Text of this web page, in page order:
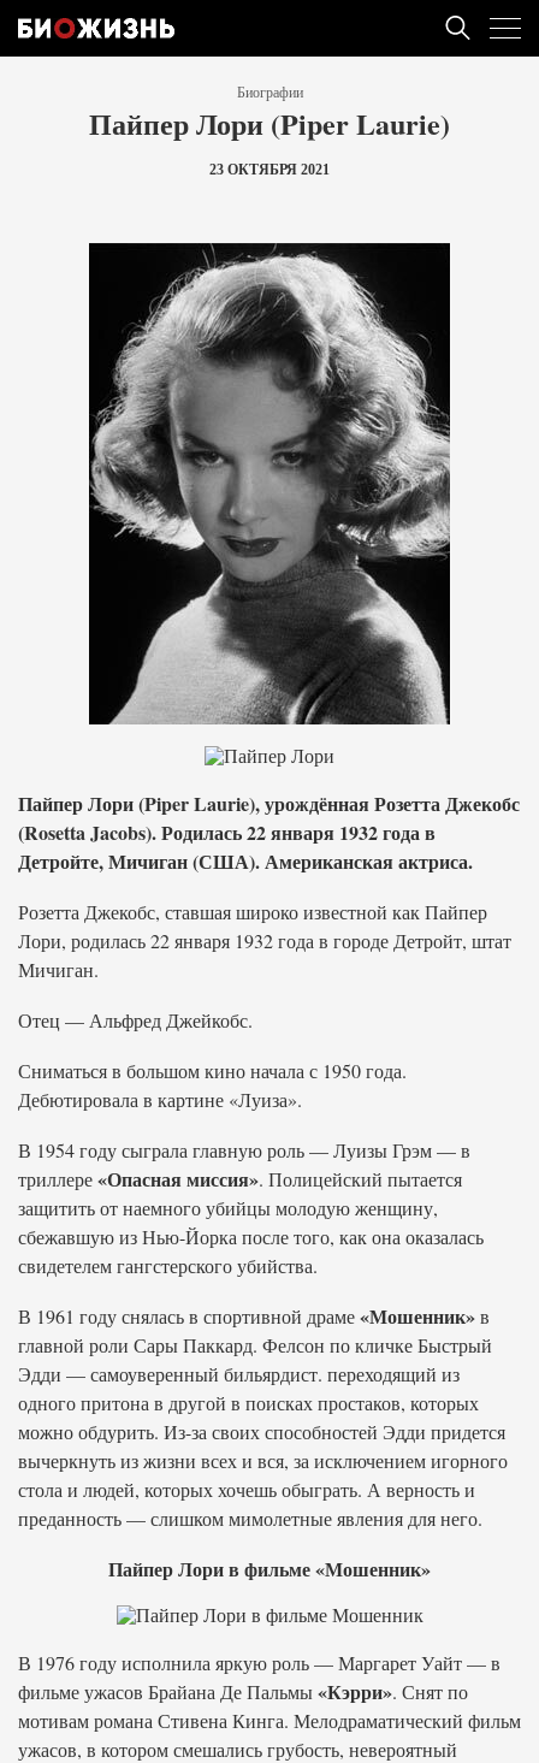
Биографии
Пайпер Лори (Piper Laurie)
23 ОКТЯБРЯ 2021
Пайпер Лори (Piper Laurie), урождённая Розетта Джекобс
(Rosetta Jacobs). Родилась 22 января 1932 года в
Детройте, Мичиган (США). Американская актриса.
Розетта Джекобс, ставшая широко известной как Пайпер
Лори, родилась 22 января 1932 года в городе Детройт, штат
Мичиган.
Отец — Альфред Джейкобс.
Сниматься в большом кино начала с 1950 года.
Дебютировала в картине «Луиза».
В 1954 году сыграла главную роль — Луизы Грэм — в
триллере«Опасная миссия». Полицейский пытается
защитить от наемного убийцы молодую женщину,
сбежавшую из Нью-Йорка после того, как она оказалась
свидетелем гангстерского убийства.
В 1961 году снялась в спортивной драме«Мошенник»в
главной роли Сары Паккард. Фелсон по кличке Быстрый
Эдди — самоуверенный бильярдист. переходящий из
одного притона в другой в поисках простаков, которых
можно обдурить. Из-за своих способностей Эдди придется
вычеркнуть из жизни всех и вся, за исключением игорного
стола и людей, которых хочешь обыграть. А верность и
преданность — слишком мимолетные явления для него.
Пайпер Лори в фильме «Мошенник»
В 1976 году исполнила яркую роль — Маргарет Уайт — в
фильме ужасов Брайана Де Пальмы«Кэрри». Снят по
мотивам романа Стивена Кинга. Мелодраматический фильм
ужасов, в котором смешались грубость, невероятный